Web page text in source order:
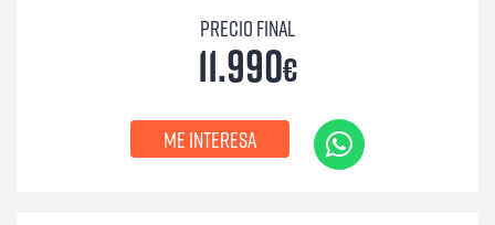
Precio final
11.990€
Me interesa